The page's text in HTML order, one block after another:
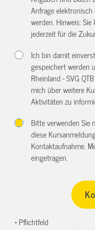
Anfrage
werden. Hinweis:
jederzeit für die
Ich bin damit
gespeichert werden
Rheinland - SVG
mich über weitere
Aktivitäten zu
Bitte verwenden Sie
diese
Kontaktaufnahme.
eingetragen.
* Pflichtfeld